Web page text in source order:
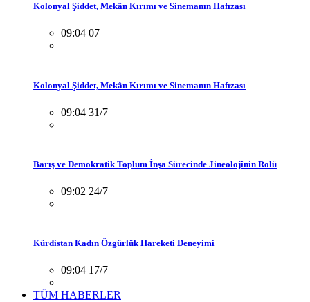
Kolonyal Şiddet, Mekân Kırımı ve Sinemanın Hafızası
09:04 07
Kolonyal Şiddet, Mekân Kırımı ve Sinemanın Hafızası
09:04 31/7
Barış ve Demokratik Toplum İnşa Sürecinde Jineolojînin Rolü
09:02 24/7
Kürdistan Kadın Özgürlük Hareketi Deneyimi
09:04 17/7
TÜM HABERLER